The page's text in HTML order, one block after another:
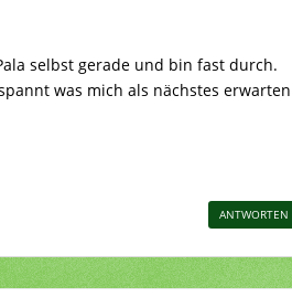
selbst gerade und bin fast durch.
was mich als nächstes erwarten
ANTWORTEN